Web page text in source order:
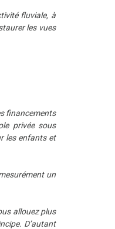
fluviale, à
les vues
financements
privée sous
les enfants et
un
allouez plus
D’autant